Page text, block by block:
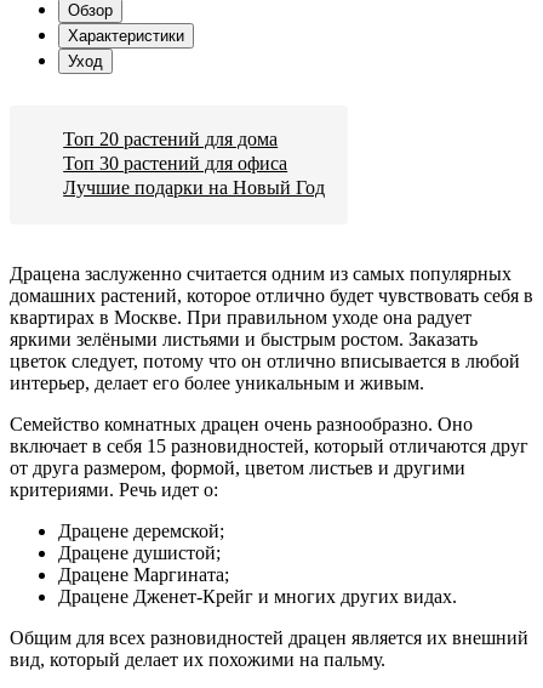
Обзор
Характеристики
Уход
Топ 20 растений для дома
Топ 30 растений для офиса
Лучшие подарки на Новый Год
Драцена заслуженно считается одним из самых популярных
домашних растений, которое отлично будет чувствовать себя в
квартирах в Москве. При правильном уходе она радует
яркими зелёными листьями и быстрым ростом. Заказать
цветок следует, потому что он отлично вписывается в любой
интерьер, делает его более уникальным и живым.
Семейство комнатных драцен очень разнообразно. Оно
включает в себя 15 разновидностей, который отличаются друг
от друга размером, формой, цветом листьев и другими
критериями. Речь идет о:
Драцене деремской;
Драцене душистой;
Драцене Маргината;
Драцене Дженет-Крейг и многих других видах.
Общим для всех разновидностей драцен является их внешний
вид, который делает их похожими на пальму.